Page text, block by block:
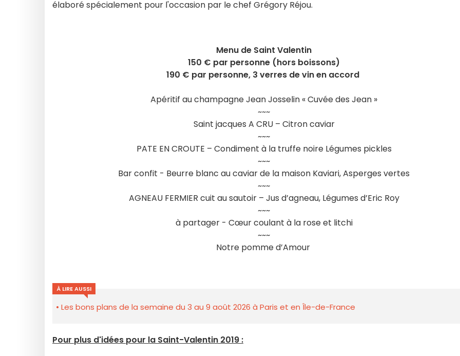
élaboré spécialement pour l'occasion par le chef Grégory Réjou.
Menu de Saint Valentin
150 € par personne (hors boissons)
190 € par personne, 3 verres de vin en accord
Apéritif au champagne Jean Josselin « Cuvée des Jean »
~~~
Saint jacques A CRU – Citron caviar
~~~
PATE EN CROUTE – Condiment à la truffe noire Légumes pickles
~~~
Bar confit - Beurre blanc au caviar de la maison Kaviari, Asperges vertes
~~~
AGNEAU FERMIER cuit au sautoir – Jus d’agneau, Légumes d’Eric Roy
~~~
à partager - Cœur coulant à la rose et litchi
~~~
Notre pomme d’Amour
À LIRE AUSSI
Les bons plans de la semaine du 3 au 9 août 2026 à Paris et en Île-de-France
Pour plus d'idées pour la Saint-Valentin 2019 :